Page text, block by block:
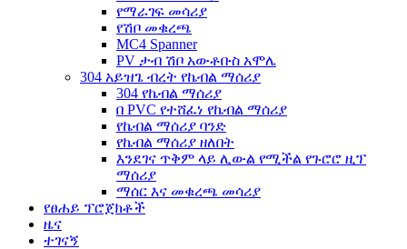
የማራገፍ መሳሪያ
የሽቦ መቁረጫ
MC4 Spanner
PV ታብ ሽቦ አውቶቡስ አሞሌ
304 አይዝጌ ብረት የኬብል ማሰሪያ
304 የኬብል ማሰሪያ
በ PVC የተሸፈነ የኬብል ማሰሪያ
የኬብል ማሰሪያ ባንድ
የኬብል ማሰሪያ ዘለበት
እንደገና ጥቅም ላይ ሊውል የሚችል የጉሮሮ ዚፕ
ማሰሪያ
ማሰር እና መቁረጫ መሳሪያ
የፀሐይ ፕሮጀክቶች
ዜና
ተገናኝ